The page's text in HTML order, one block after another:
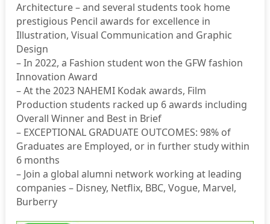
Architecture – and several students took home
prestigious Pencil awards for excellence in
Illustration, Visual Communication and Graphic
Design
– In 2022, a Fashion student won the GFW fashion
Innovation Award
– At the 2023 NAHEMI Kodak awards, Film
Production students racked up 6 awards including
Overall Winner and Best in Brief
– EXCEPTIONAL GRADUATE OUTCOMES: 98% of
Graduates are Employed, or in further study within
6 months
– Join a global alumni network working at leading
companies – Disney, Netflix, BBC, Vogue, Marvel,
Burberry